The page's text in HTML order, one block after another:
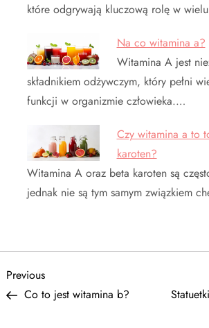
które odgrywają kluczową rolę w
Na co witamina a?
Witamina A jest
składnikiem odżywczym, który pełni
funkcji w organizmie człowieka.…
Czy witamina a to
karoten?
Witamina A oraz beta karoten są
jednak nie są tym samym związkiem
N
Previous
Post
Previous
Co to jest witamina b?